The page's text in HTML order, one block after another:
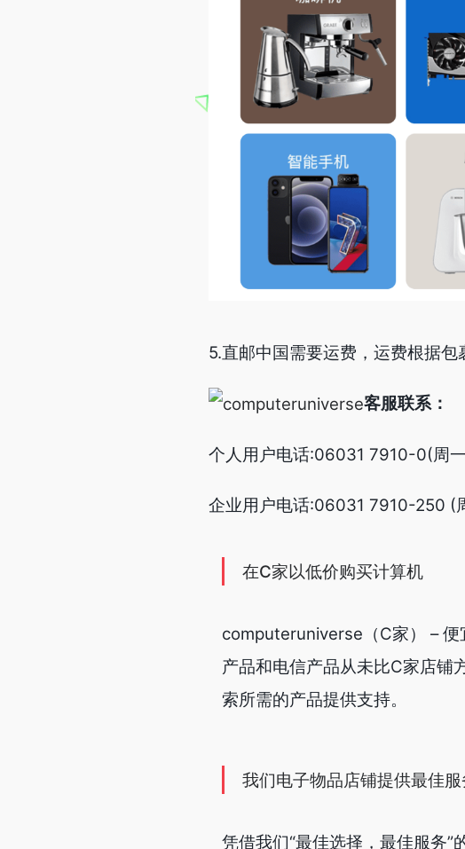
5.直邮中国需要运费，运费根据包
客服联系：
个人用户电话:06031 7910-0(周
企业用户电话:06031 7910-250 (
在C家以低价购买计算机
computeruniverse（C家） –
产品和电信产品从未比C家店铺
索所需的产品提供支持。
我们电子物品店铺提供最佳
凭借我们“最佳选择，最佳服务